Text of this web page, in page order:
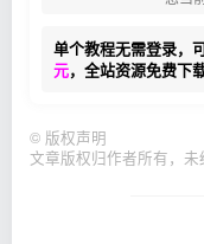
单个教程无需登录，
元，全站资源免费下
© 版权声明
文章版权归作者所有，未